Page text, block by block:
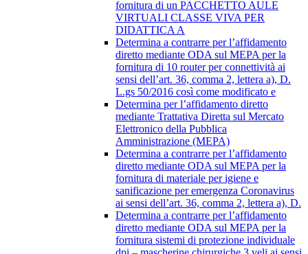
fornitura di un PACCHETTO AULE
VIRTUALI CLASSE VIVA PER
DIDATTICA A
Determina a contrarre per l’affidamento
diretto mediante ODA sul MEPA per la
fornitura di 10 router per connettività ai
sensi dell’art. 36, comma 2, lettera a), D.
L.gs 50/2016 così come modificato e
Determina per l’affidamento diretto
mediante Trattativa Diretta sul Mercato
Elettronico della Pubblica
Amministrazione (MEPA)
Determina a contrarre per l’affidamento
diretto mediante ODA sul MEPA per la
fornitura di materiale per igiene e
sanificazione per emergenza Coronavirus
ai sensi dell’art. 36, comma 2, lettera a), D.
Determina a contrarre per l’affidamento
diretto mediante ODA sul MEPA per la
fornitura sistemi di protezione individuale